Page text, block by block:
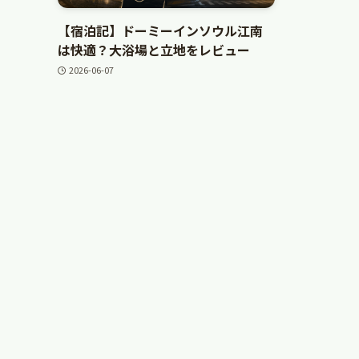
【宿泊記】ドーミーインソウル江南
は快適？大浴場と立地をレビュー
2026-06-07